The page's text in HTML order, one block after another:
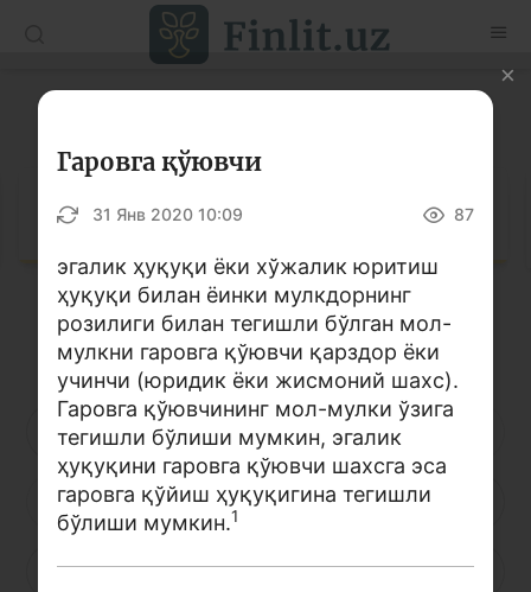
Рус
Мақолалар
Ўқув қўлланмалар
Молиявий саводхонлик бўйича китоблар
Видео
Лойиҳалар
Интерактив хизматлар
Фотогалерея
Лойиҳа ҳақида
Луғат
Кирилл алифбоси Лотин алифбоси
А Б В Г Ғ Д
Ё Ж З И Й К
Л М Н О П Р С
Гаровга қўювчи
31 Янв 2020 10:09 87
эгалик ҳуқуқи ёки хўжалик юритиш
ҳуқуқи билан ёинки мулкдорнинг
розилиги билан тегишли бўлган мол-
мулкни гаровга қўювчи қарздор ёки
учинчи (юридик ёки жисмоний шахс).
Гаровга қўювчининг мол-мулки ўзига
тегишли бўлиши мумкин, эгалик
ҳуқуқини гаровга қўювчи шахсга эса
гаровга қўйиш ҳуқуқигина тегишли
бўлиши мумкин.1